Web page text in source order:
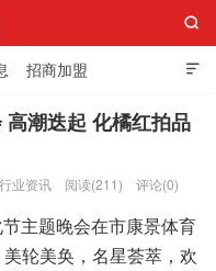

招商加盟
店

潮迭起 化橘红拍品
行业资讯 阅读(211) 评论(0)
主题晚会在市康景体育
轮美奂，名星荟萃，欢